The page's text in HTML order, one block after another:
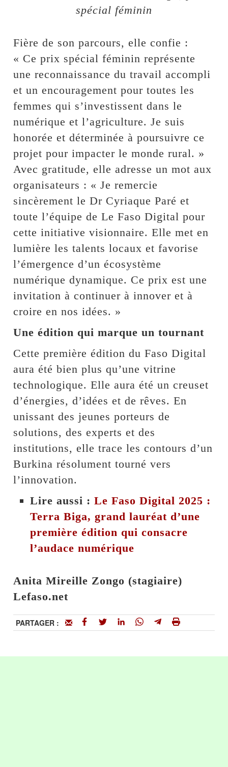
spécial féminin
Fière de son parcours, elle confie :
« Ce prix spécial féminin représente
une reconnaissance du travail accompli
et un encouragement pour toutes les
femmes qui s’investissent dans le
numérique et l’agriculture. Je suis
honorée et déterminée à poursuivre ce
projet pour impacter le monde rural. »
Avec gratitude, elle adresse un mot aux
organisateurs : « Je remercie
sincèrement le Dr Cyriaque Paré et
toute l’équipe de Le Faso Digital pour
cette initiative visionnaire. Elle met en
lumière les talents locaux et favorise
l’émergence d’un écosystème
numérique dynamique. Ce prix est une
invitation à continuer à innover et à
croire en nos idées. »
Une édition qui marque un tournant
Cette première édition du Faso Digital
aura été bien plus qu’une vitrine
technologique. Elle aura été un creuset
d’énergies, d’idées et de rêves. En
unissant des jeunes porteurs de
solutions, des experts et des
institutions, elle trace les contours d’un
Burkina résolument tourné vers
l’innovation.
Lire aussi :Le Faso Digital 2025 :
Terra Biga, grand lauréat d’une
première édition qui consacre
l’audace numérique
Anita Mireille Zongo (stagiaire)
Lefaso.net
PARTAGER :